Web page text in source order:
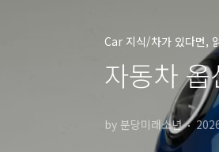
Car 지식/차가 있다면,
자동차
by 분당미래소년